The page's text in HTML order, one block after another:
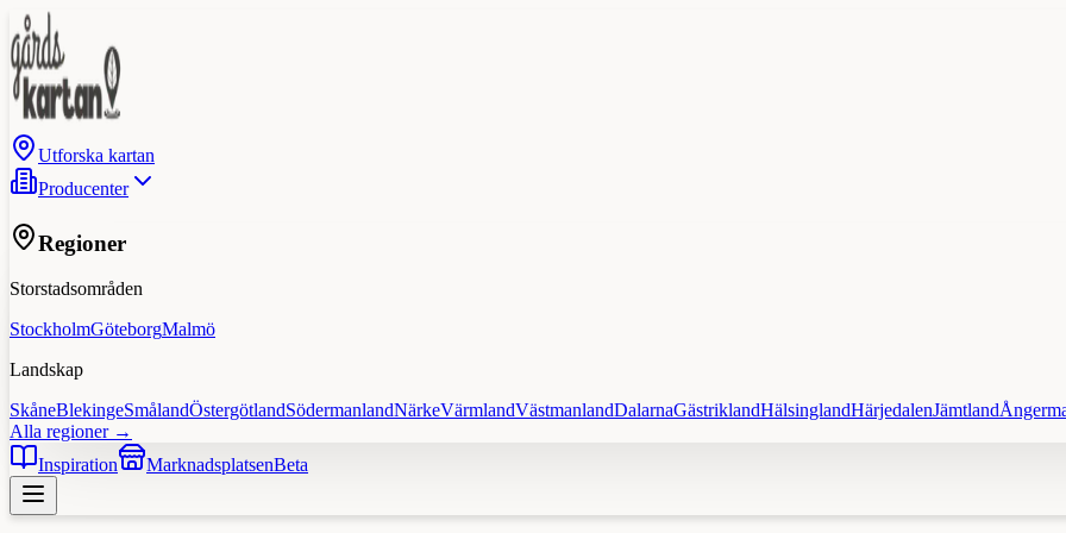
Utforska kartan
Producenter
Regioner
Storstadsområden
StockholmGöteborgMalmö
Landskap
SkåneBlekingeSmålandÖstergötlandSödermanlandNärkeVärmlandVästmanlandDalarnaGästriklandHälsinglandHärjedalenJämtland
Alla regioner →
Inspiration
MarknadsplatsenBeta